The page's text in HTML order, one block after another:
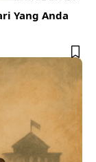
Yang Anda